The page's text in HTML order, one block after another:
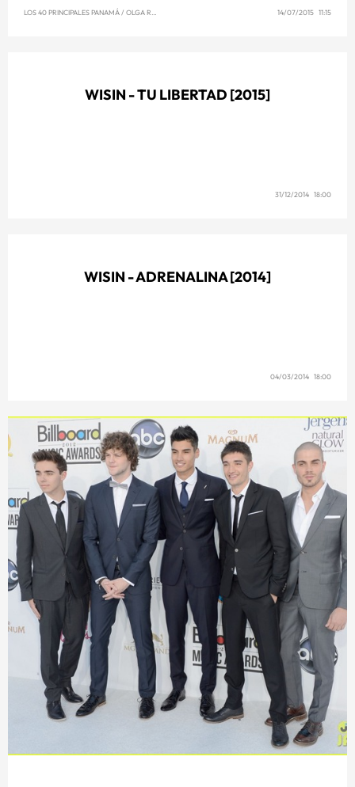
LOS 40 PRINCIPALES PANAMÁ/ OLGA REYNA 14/07/2015 11:15
WISIN - TU LIBERTAD [2015]
31/12/2014 18:00
WISIN - ADRENALINA [2014]
04/03/2014 18:00